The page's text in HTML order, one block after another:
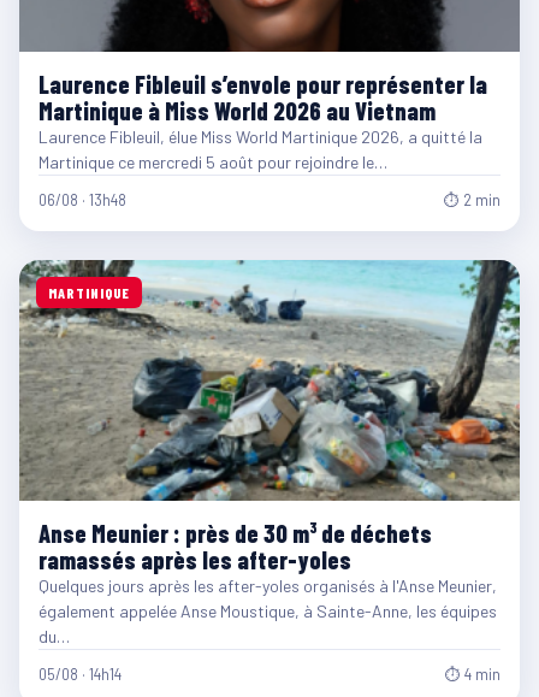
Laurence Fibleuil s’envole pour représenter la
Martinique à Miss World 2026 au Vietnam
Laurence Fibleuil, élue Miss World Martinique 2026, a quitté la
Martinique ce mercredi 5 août pour rejoindre le…
06/08 · 13h48 ⏱ 2 min
MARTINIQUE
Anse Meunier : près de 30 m³ de déchets
ramassés après les after-yoles
Quelques jours après les after-yoles organisés à l'Anse Meunier,
également appelée Anse Moustique, à Sainte-Anne, les équipes
du…
05/08 · 14h14 ⏱ 4 min